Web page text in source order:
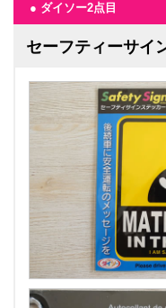
● ダイソー2点目
セーフティーサイ